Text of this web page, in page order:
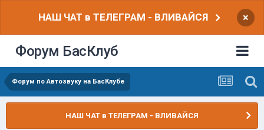
НАШ ЧАТ в ТЕЛЕГРАМ - ВЛИВАЙСЯ ×
Форум БасКлуб
Форум по Автозвуку на БасКлубе
НАШ ЧАТ в ТЕЛЕГРАМ - ВЛИВАЙСЯ